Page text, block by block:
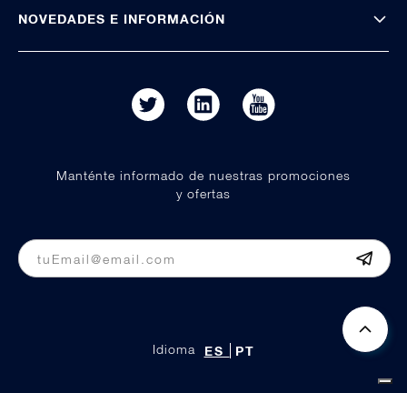
NOVEDADES E INFORMACIÓN
Idioma ES PT
Manténte informado de nuestras promociones
y ofertas